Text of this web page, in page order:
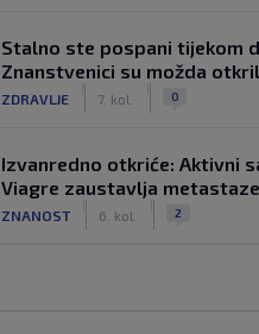
Stalno ste pospani tijekom
Znanstvenici su možda
ZDRAVLJE 7. kol. 0
Izvanredno otkriće: Aktivni
Viagre zaustavlja metastaze
ZNANOST 6. kol. 2